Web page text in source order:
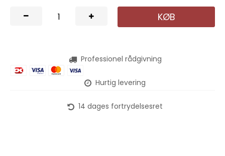
KØB
Professionel rådgivning
Hurtig levering
14 dages fortrydelsesret